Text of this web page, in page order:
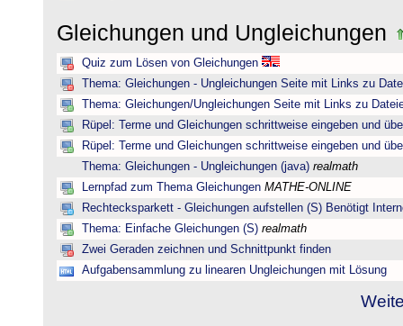
Gleichungen und Ungleichungen
Quiz zum Lösen von Gleichungen
Thema: Gleichungen - Ungleichungen Seite mit Links zu
Thema: Gleichungen/Ungleichungen Seite mit Links zu
Rüpel: Terme und Gleichungen schrittweise eingeben und
Rüpel: Terme und Gleichungen schrittweise eingeben und
Thema: Gleichungen - Ungleichungen (java) realmath
Lernpfad zum Thema Gleichungen MATHE-ONLINE
Rechtecksparkett - Gleichungen aufstellen (S) Benötigt
Thema: Einfache Gleichungen (S) realmath
Zwei Geraden zeichnen und Schnittpunkt finden
Aufgabensammlung zu linearen Ungleichungen mit Lösung